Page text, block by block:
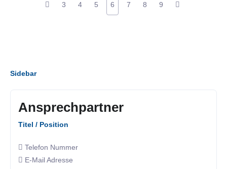
3 4 5 6 7 8 9
Sidebar
Ansprechpartner
Titel / Position
Telefon Nummer
E-Mail Adresse